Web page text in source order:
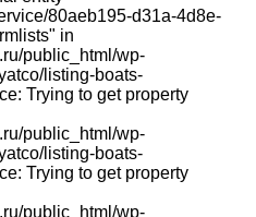
80aeb195-d31a-4d8e-
in
public_html/wp-
listing-boats-
Trying to get property
public_html/wp-
listing-boats-
Trying to get property
public_html/wp-